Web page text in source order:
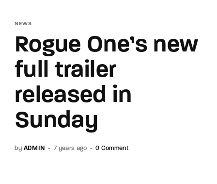
NEWS
Rogue One’s new
full trailer
released in
Sunday
by ADMIN 7 years ago 0 Comment